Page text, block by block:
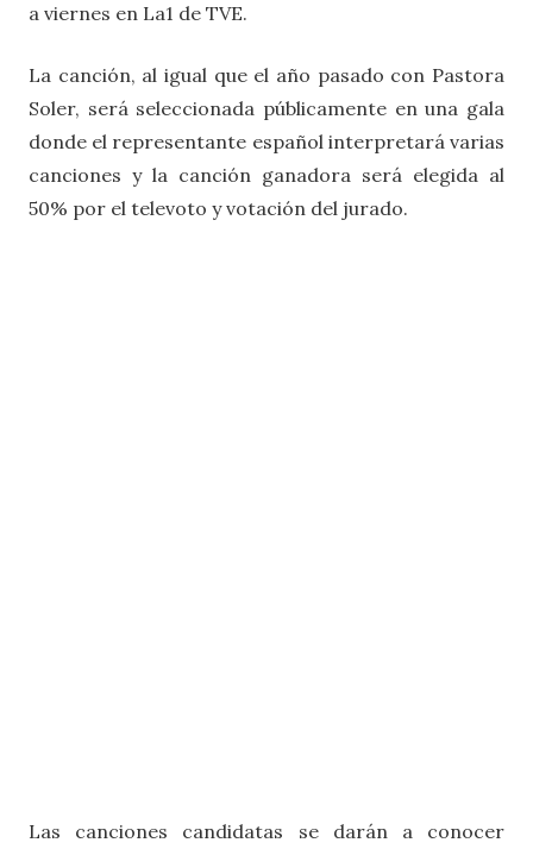
a viernes en La1 de TVE.
La canción, al igual que el año pasado con Pastora
Soler, será seleccionada públicamente en una gala
donde el representante español interpretará varias
canciones y la canción ganadora será elegida al
50% por el televoto y votación del jurado.
Las canciones candidatas se darán a conocer